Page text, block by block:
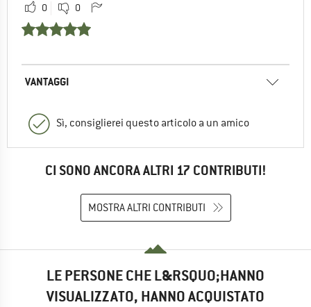
0 0
VANTAGGI
Sì, consiglierei questo articolo a un amico
CI SONO ANCORA ALTRI 17 CONTRIBUTI!
MOSTRA ALTRI CONTRIBUTI
LE PERSONE CHE L&RSQUO;HANNO
VISUALIZZATO, HANNO ACQUISTATO